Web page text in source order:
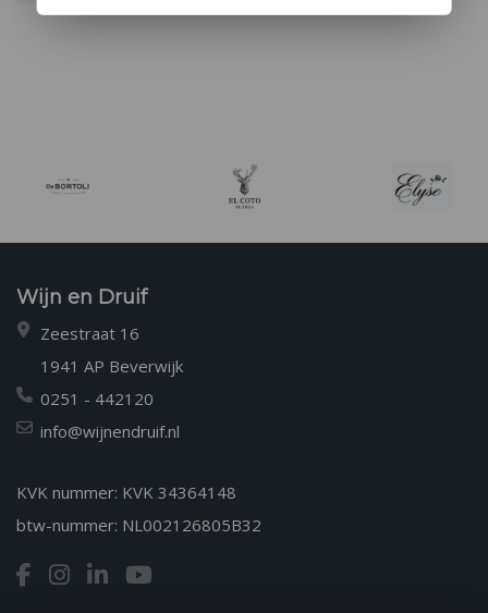
Wijn en Druif
Zeestraat 16
1941 AP Beverwijk
0251 - 442120
info@wijnendruif.nl
KVK nummer: KVK 34364148
btw-nummer: NL002126805B32